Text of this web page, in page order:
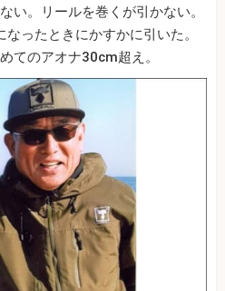
い。リールを巻くが引かない。
ったときにかすかに引いた。
てのアオナ30cm超え。